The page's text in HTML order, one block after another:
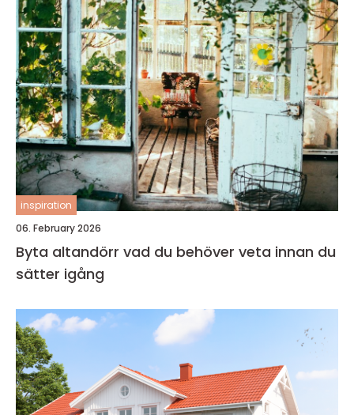
inspiration
06. February 2026
Byta altandörr vad du behöver veta innan du
sätter igång